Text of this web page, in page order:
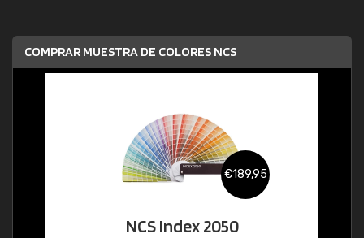
COMPRAR MUESTRA DE COLORES NCS
€189,95
NCS Index 2050